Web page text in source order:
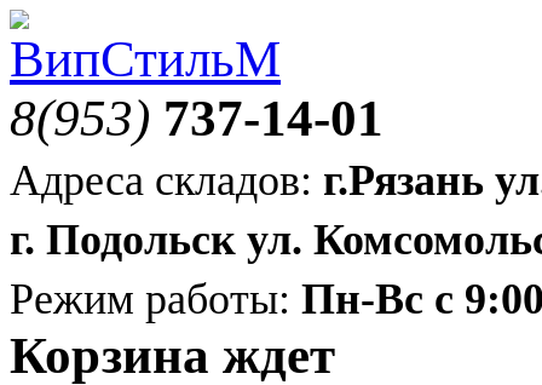
8(953) 737-14-01
Адреса складов: г.Рязань
г. Подольск ул.
Режим работы: Пн-Вс с
Корзина ждет